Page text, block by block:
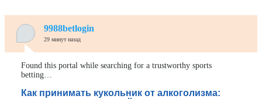
9988betlogin
29 минут назад
Found this portal while searching for a trustworthy sports
betting…
Как принимать кукольник от алкоголизма: